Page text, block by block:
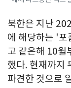
북한은 지난
에 해당하는 '포
고 같은해 10월
했다. 현재까지
파견한 것으로